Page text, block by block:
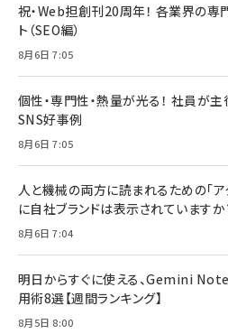
祝・Web担創刊20周年！ 各業界の専
ト（SEO編）
8月6日 7:05
個性・専門性・熱量が光る！ 社員が
SNS好事例
8月6日 7:05
人と機械の両方に読まれるための「ア
に自社ブランドは表示されていますか
8月6日 7:04
明日からすぐに使える、Gemini
用術8選【週間ランキング】
8月5日 8:00